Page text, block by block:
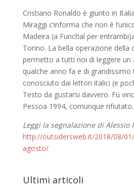
Cristiano Ronaldo è giunto in
Miraggi c’informa che non è
Madeira (a Funchal per
Torino. La bella operazione della
permetto a tutti noi di leggere un
qualche anno fa e di
conosciuto dai lettori italici (e
Testo da gustarsi davvero. Fu
Pessoa 1994, comunque rifiutato.
Leggi la segnalazione di
http://outsidersweb.it/2018/08/
agosto/
Ultimi articoli